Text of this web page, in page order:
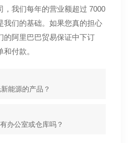
，我们每年的营业额超过 7000
我们的基础。如果您真的担心
的阿里巴巴贸易保证中下订
付款。
能源的产品？
办公室或仓库吗？